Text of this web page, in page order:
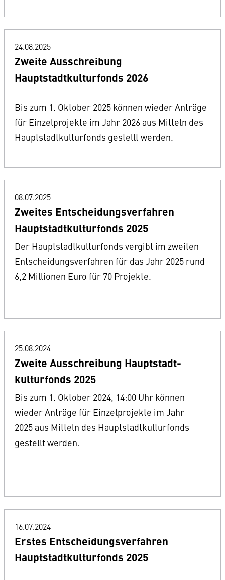
24.08.2025
Zweite Ausschreibung
Hauptstadtkulturfonds 2026
Bis zum 1. Oktober 2025 können wieder Anträge
für Einzelprojekte im Jahr 2026 aus Mitteln des
Hauptstadtkulturfonds gestellt werden.
08.07.2025
Zweites Entscheidungsverfahren
Hauptstadtkulturfonds 2025
Der Hauptstadtkulturfonds vergibt im zweiten
Entscheidungsverfahren für das Jahr 2025 rund
6,2 Millionen Euro für 70 Projekte.
25.08.2024
Zweite Ausschreibung Hauptstadt-
kulturfonds 2025
Bis zum 1. Oktober 2024, 14:00 Uhr können
wieder Anträge für Einzelprojekte im Jahr
2025 aus Mitteln des Hauptstadtkulturfonds
gestellt werden.
16.07.2024
Erstes Entscheidungsverfahren
Hauptstadtkulturfonds 2025